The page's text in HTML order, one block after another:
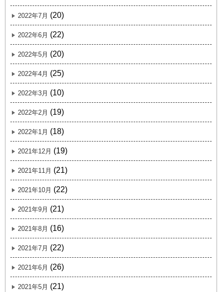
2022年7月 (20)
2022年6月 (22)
2022年5月 (20)
2022年4月 (25)
2022年3月 (10)
2022年2月 (19)
2022年1月 (18)
2021年12月 (19)
2021年11月 (21)
2021年10月 (22)
2021年9月 (21)
2021年8月 (16)
2021年7月 (22)
2021年6月 (26)
2021年5月 (21)